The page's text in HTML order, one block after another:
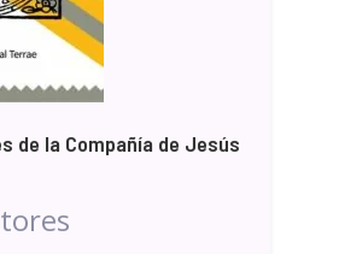
de la Compañía de Jesús